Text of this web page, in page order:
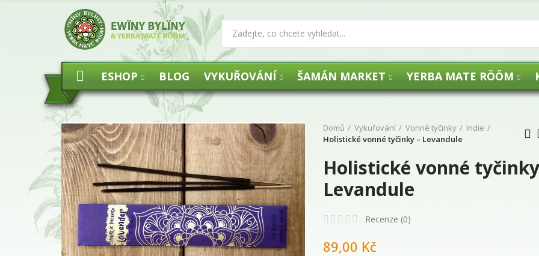
ESHOP BLOG VYKUŘOVÁNÍ ŠAMÁN MARKET YERBA MATE RÖÖM
Domů Vykuřování Vonné tyčinky
Indie
Holistické vonné tyčinky – Levandule
Holistické vonné
Levandule
Recenze (0)
89,00 Kč
UHLÍKY FLOGA